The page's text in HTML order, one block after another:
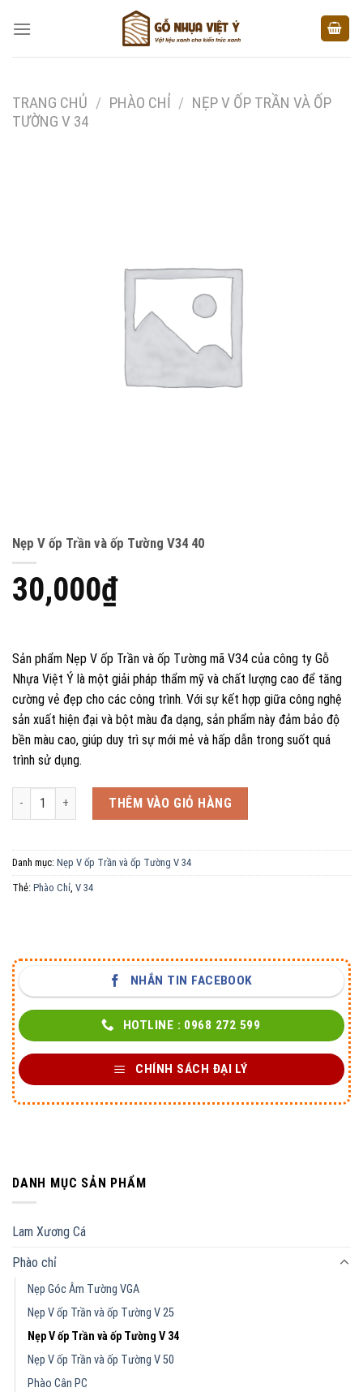
TRANG CHỦ / PHÀO CHỈ / NẸP V ỐP TRẦN VÀ ỐP
TƯỜNG V 34
Nẹp V ốp Trần và ốp Tường V34 40
30,000₫
Sản phẩm Nẹp V ốp Trần và ốp Tường mã V34 của công ty Gỗ
Nhựa Việt Ý là một giải pháp thẩm mỹ và chất lượng cao để tăng
cường vẻ đẹp cho các công trình. Với sự kết hợp giữa công nghệ
sản xuất hiện đại và bột màu đa dạng, sản phẩm này đảm bảo độ
bền màu cao, giúp duy trì sự mới mẻ và hấp dẫn trong suốt quá
trình sử dụng.
Nẹp V ốp Trần và ốp Tường V34 40 số lượng
THÊM VÀO GIỎ HÀNG
Danh mục: Nẹp V ốp Trần và ốp Tường V 34
Thẻ: Phào Chỉ V 34
NHẮN TIN FACEBOOK
HOTLINE : 0968 272 599
CHÍNH SÁCH ĐẠI LÝ
DANH MỤC SẢN PHẨM
Lam Xương Cá
Phào chỉ
Nẹp Góc Âm Tường VGA
Nẹp V ốp Trần và ốp Tường V 25
Nẹp V ốp Trần và ốp Tường V 34
Nẹp V ốp Trần và ốp Tường V 50
Phào Cân PC